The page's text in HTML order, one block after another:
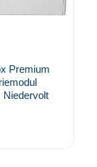
Premium
Niedervolt